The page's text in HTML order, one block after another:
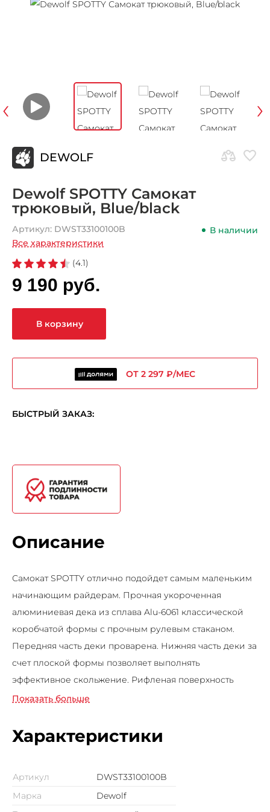
‹ ›
DEWOLF
Dewolf SPOTTY Самокат
трюковый, Blue/black
Артикул: DWST33100100B
В наличии
Все характеристики
(4.1)
9 190 руб.
В корзину
ОТ 2 297 ₽/МЕС
БЫСТРЫЙ ЗАКАЗ:
Описание
Самокат SPOTTY отлично подойдет самым маленьким
начинающим райдерам. Прочная укороченная
алюминиевая дека из сплава Alu-6061 классической
коробчатой формы с прочным рулевым стаканом.
Передняя часть деки проварена. Нижняя часть деки за
счет плоской формы позволяет выполнять
эффективное скольжение. Рифленая поверхность
обеспечивает надежный захват при выполнении
крупнозернистой шкурки. Тормоз гибкий стальной.
Вилка изготовлена из стали и двухболтовым зажимом,
черного матового цвета с мягкими резиновыми
грипсами и пластиковыми барендами. Имеет
Показать больше
Характеристики
Артикул
DWST33100100B
Марка
Dewolf